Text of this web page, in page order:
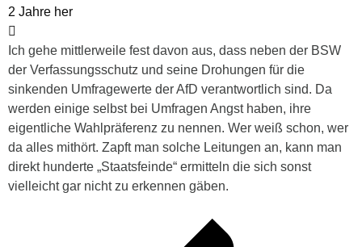
2 Jahre her
Ich gehe mittlerweile fest davon aus, dass neben der BSW
der Verfassungsschutz und seine Drohungen für die
sinkenden Umfragewerte der AfD verantwortlich sind. Da
werden einige selbst bei Umfragen Angst haben, ihre
eigentliche Wahlpräferenz zu nennen. Wer weiß schon, wer
da alles mithört. Zapft man solche Leitungen an, kann man
direkt hunderte „Staatsfeinde“ ermitteln die sich sonst
vielleicht gar nicht zu erkennen gäben.